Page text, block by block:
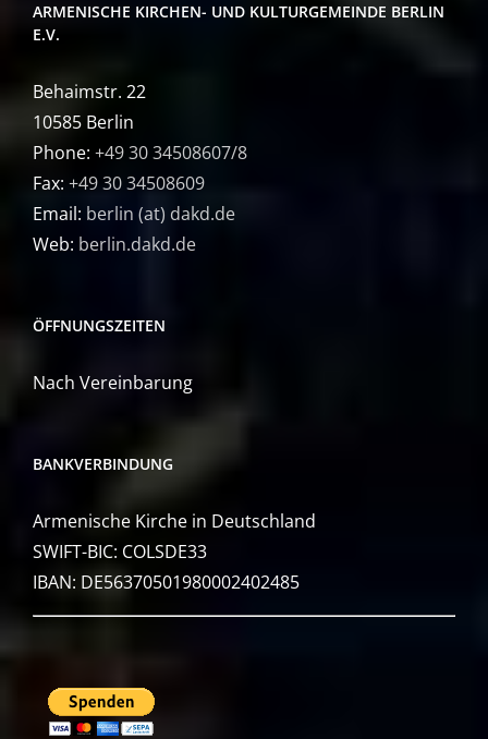
ARMENISCHE KIRCHEN- UND KULTURGEMEINDE BERLIN
E.V.
Behaimstr. 22
10585 Berlin
Phone: +49 30 34508607/8
Fax: +49 30 34508609
Email: berlin (at) dakd.de
Web: berlin.dakd.de
ÖFFNUNGSZEITEN
Nach Vereinbarung
BANKVERBINDUNG
Armenische Kirche in Deutschland
SWIFT-BIC: COLSDE33
IBAN: DE56370501980002402485